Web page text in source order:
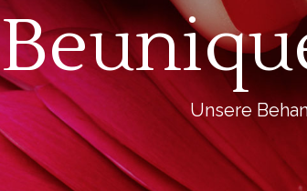
Unsere